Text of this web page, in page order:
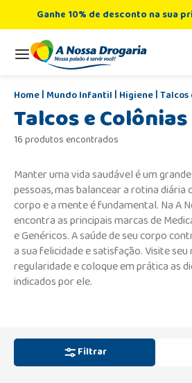
Ganhe 10% de desconto na sua
Mundo Infantil Higiene Talcos
Talcos e Colônias
16 produtos encontrados
Manter uma vida saudável é um
pessoas, mas balancear a rotina diária
corpo e a mente é fundamental. Na A
encontra as principais marcas de
e Genéricos. A saúde de seu corpo
a sua felicidade e satisfação. Visite
regularidade e coloque em prática as
indicados por ele.
Filtrar